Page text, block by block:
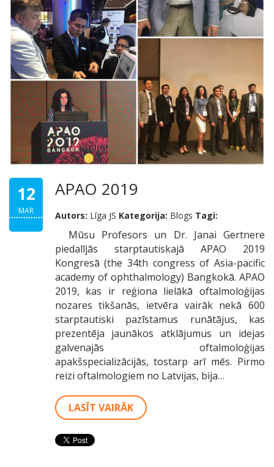
12
MAR
APAO 2019
Autors: Līga JS Kategorija: Blogs Tagi:
Mūsu Profesors un Dr. Janai Gertnere
piedalījās starptautiskajā APAO 2019
Kongresā (the 34th congress of Asia-pacific
academy of ophthalmology) Bangkokā. APAO
2019, kas ir reģiona lielākā oftalmoloģijas
nozares tikšanās, ietvēra vairāk nekā 600
starptautiski pazīstamus runātājus, kas
prezentēja jaunākos atklājumus un idejas
galvenajās oftalmoloģijas
apakšspecializācijās, tostarp arī mēs. Pirmo
reizi oftalmologiem no Latvijas, bija…
LASĪT VAIRĀK